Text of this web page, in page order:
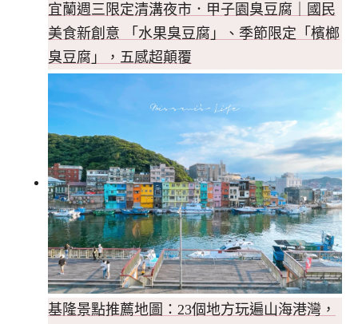
宜蘭週三限定清溝夜市．甲子園臭豆腐｜國民
美食新創意 「水果臭豆腐」、季節限定「檳榔
臭豆腐」，五感超顛覆
基隆景點推薦地圖：23個地方玩遍山海港灣，